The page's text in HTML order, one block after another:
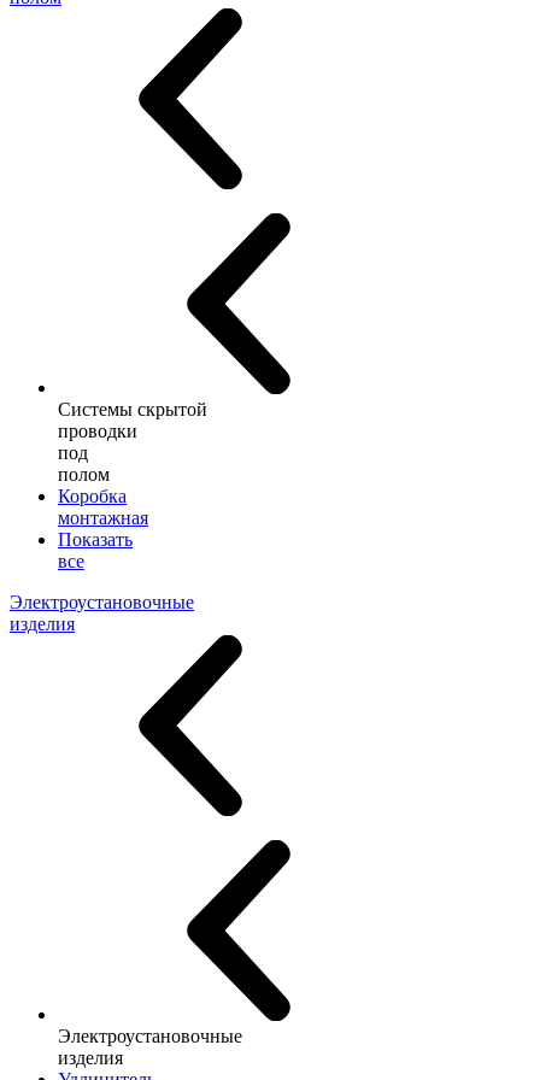
Системы скрытой
проводки
под
полом
Коробка
монтажная
Показать
все
Электроустановочные
изделия
Электроустановочные
изделия